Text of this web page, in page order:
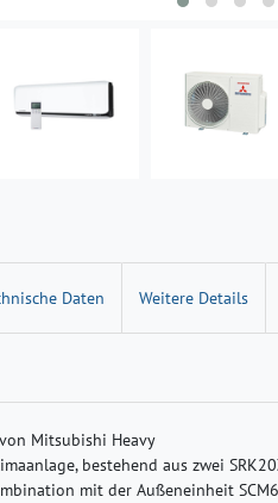
Daten Weitere Details
Mitsubishi Heavy
bestehend aus zwei
mit der Außeneinheit